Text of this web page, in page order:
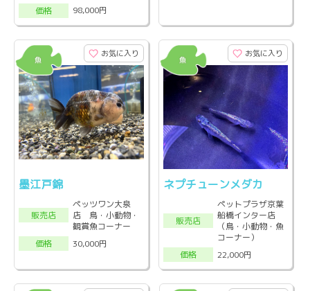
価格
98,000円
お気に入り
墨江戸錦
販売店
ペッツワン大泉
店 鳥・小動物・
観賞魚コーナー
価格
30,000円
お気に入り
ネプチューンメダカ
販売店
ペットプラザ京葉
船橋インター店
（鳥・小動物・魚
コーナー）
価格
22,000円